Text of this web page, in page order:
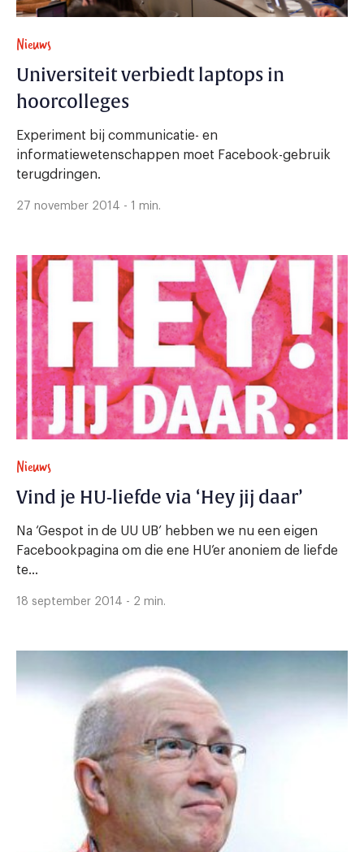
Nieuws
Universiteit verbiedt laptops in
hoorcolleges
Experiment bij communicatie- en
informatiewetenschappen moet Facebook-gebruik
terugdringen.
27 november 2014 - 1 min.
Nieuws
Vind je HU-liefde via ‘Hey jij daar’
Na ‘Gespot in de UU UB’ hebben we nu een eigen
Facebookpagina om die ene HU’er anoniem de liefde
te...
18 september 2014 - 2 min.